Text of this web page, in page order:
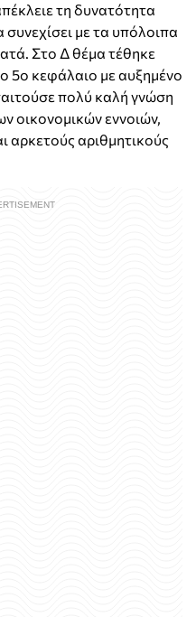
τη δυνατότητα
με τα υπόλοιπα
Στο Δ θέμα τέθηκε
5ο κεφάλαιο με αυξημένο
πολύ καλή γνώση
οικονομικών εννοιών,
αρκετούς αριθμητικούς